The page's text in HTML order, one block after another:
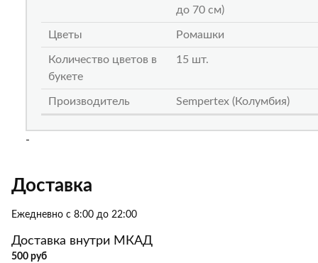
до 70 см)
Цветы Ромашки
Количество цветов в
букете
15 шт.
Производитель Sempertex (Колумбия)
-
Доставка
Ежедневно с 8:00 до 22:00
Доставка внутри МКАД
500 руб